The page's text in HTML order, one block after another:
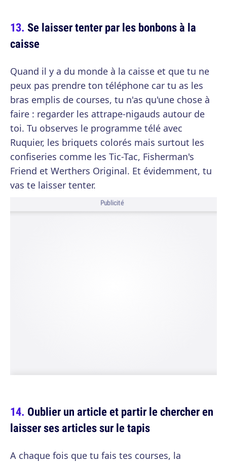
Se laisser tenter par les bonbons à la
caisse
Quand il y a du monde à la caisse et que tu ne
peux pas prendre ton téléphone car tu as les
bras emplis de courses, tu n'as qu'une chose à
faire : regarder les attrape-nigauds autour de
toi. Tu observes le programme télé avec
Ruquier, les briquets colorés mais surtout les
confiseries comme les Tic-Tac, Fisherman's
Friend et Werthers Original. Et évidemment, tu
vas te laisser tenter.
Publicité
Oublier un article et partir le chercher en
laisser ses articles sur le tapis
A chaque fois que tu fais tes courses, la